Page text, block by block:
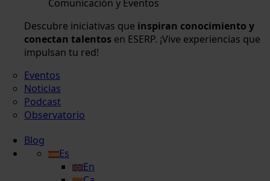
Comunicación y Eventos
Descubre iniciativas que inspiran conocimiento y
conectan talentos en ESERP. ¡Vive experiencias que
impulsan tu red!
Eventos
Noticias
Podcast
Observatorio
Blog
Es
En